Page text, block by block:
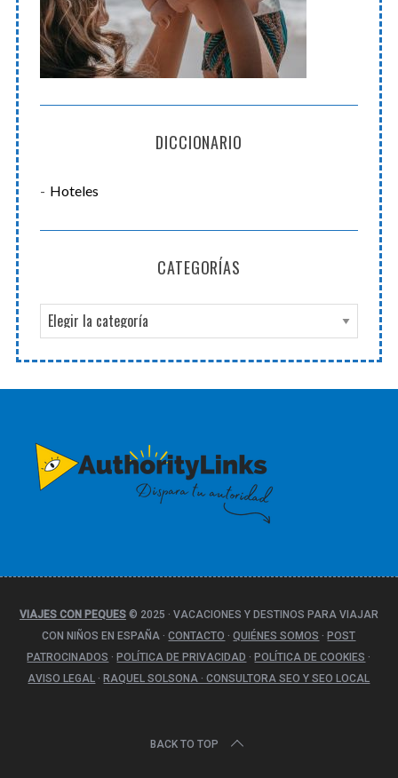
DICCIONARIO
Hoteles
CATEGORÍAS
a
t
e
o
r
í
VIAJES CON PEQUES© 2025 · VACACIONES Y DESTINOS PARA VIAJAR
CON NIÑOS EN ESPAÑA · CONTACTO · QUIÉNES SOMOS · POST
PATROCINADOS · POLÍTICA DE PRIVACIDAD · POLÍTICA DE COOKIES ·
AVISO LEGAL · RAQUEL SOLSONA · CONSULTORA SEO Y SEO LOCAL
BACK TO TOP